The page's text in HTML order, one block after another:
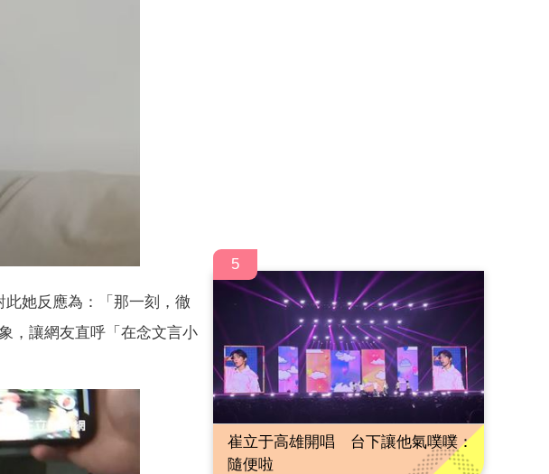
她反應為：「那一刻，徹
，讓網友直呼「在念文言小
5
崔立于高雄開唱 台下讓他氣噗噗：
隨便啦